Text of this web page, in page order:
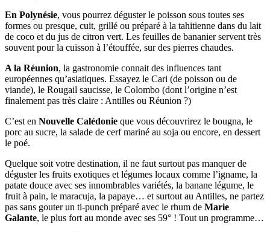
En Polynésie, vous pourrez déguster le poisson sous toutes ses
formes ou presque, cuit, grillé ou préparé à la tahitienne dans du lait
de coco et du jus de citron vert. Les feuilles de bananier servent très
souvent pour la cuisson à l’étouffée, sur des pierres chaudes.
A la Réunion, la gastronomie connait des influences tant
européennes qu’asiatiques. Essayez le Cari (de poisson ou de
viande), le Rougail saucisse, le Colombo (dont l’origine n’est
finalement pas très claire : Antilles ou Réunion ?)
C’est en Nouvelle Calédonie que vous découvrirez le bougna, le
porc au sucre, la salade de cerf mariné au soja ou encore, en dessert
le poé.
Quelque soit votre destination, il ne faut surtout pas manquer de
déguster les fruits exotiques et légumes locaux comme l’igname, la
patate douce avec ses innombrables variétés, la banane légume, le
fruit à pain, le maracuja, la papaye… et surtout au Antilles, ne partez
pas sans gouter un ti-punch préparé avec le rhum de Marie
Galante, le plus fort au monde avec ses 59° ! Tout un programme…